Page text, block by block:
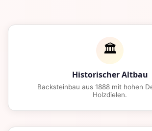
🏛️
Historischer Altbau
Backsteinbau aus 1888 mit hohen
Holzdielen.